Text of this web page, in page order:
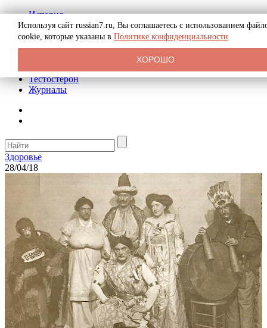
История
Биография
Криминал
Реклама на сайте
Тестостерон
Журналы
Здоровье
28/04/18
Используя сайт russian7.ru, Вы соглашаетесь с использованием
cookie, которые указаны в Политике конфиденциальности
ХОРОШО